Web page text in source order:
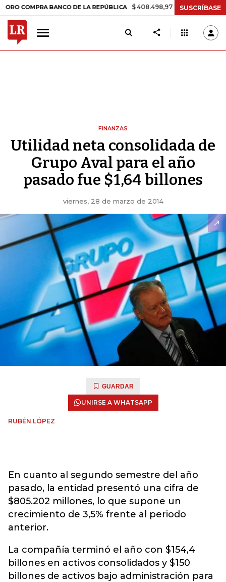
BANCO DE LA REPÚBLICA $ 408.498,97 +$ 8.753,81 +2,19%
SUSCRÍBASE
FINANZAS
Utilidad neta consolidada de
Grupo Aval para el año
pasado fue $1,64 billones
viernes, 28 de marzo de 2014
GUARDAR
UNIRSE A WHATSAPP
RUBÉN LÓPEZ
En cuanto al segundo semestre del año
pasado, la entidad presentó una cifra de
$805.202 millones, lo que supone un
crecimiento de 3,5% frente al periodo
anterior.
La compañía terminó el año con $154,4
billones en activos consolidados y $150
billones de activos bajo administración para